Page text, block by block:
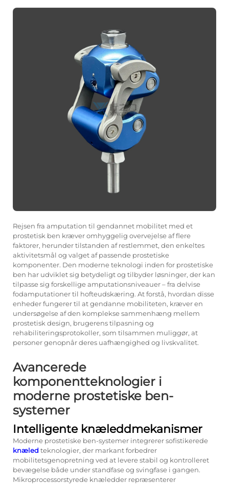
Rejsen fra amputation til gendannet mobilitet med et
prostetisk ben kræver omhyggelig overvejelse af flere
faktorer, herunder tilstanden af restlemmet, den enkeltes
aktivitetsmål og valget af passende prostetiske
komponenter. Den moderne teknologi inden for prostetiske
ben har udviklet sig betydeligt og tilbyder løsninger, der kan
tilpasse sig forskellige amputationsniveauer – fra delvise
fodamputationer til hofteudskæring. At forstå, hvordan disse
enheder fungerer til at gendanne mobiliteten, kræver en
undersøgelse af den komplekse sammenhæng mellem
prostetisk design, brugerens tilpasning og
rehabiliteringsprotokoller, som tilsammen muliggør, at
personer genopnår deres uafhængighed og livskvalitet.
Avancerede
komponentteknologier i
moderne prostetiske ben-
systemer
Intelligente knæleddmekanismer
Moderne prostetiske ben-systemer integrerer sofistikerede
knæled teknologier, der markant forbedrer
mobilitetsgenopretning ved at levere stabil og kontrolleret
bevægelse både under standfase og svingfase i gangen.
Mikroprocessorstyrede knæledder repræsenterer